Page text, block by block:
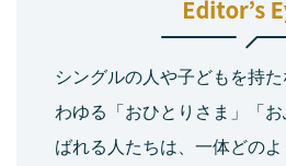
シングルの人や子どもを持
わゆる「おひとりさま」「
ばれる人たちは、一体どのよ